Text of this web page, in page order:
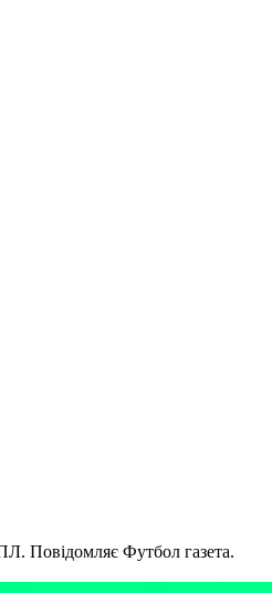
Повідомляє Футбол газета.